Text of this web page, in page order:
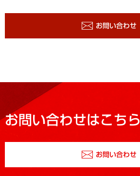
お問い合わせ
お問い合わせはこちら
お問い合わせ